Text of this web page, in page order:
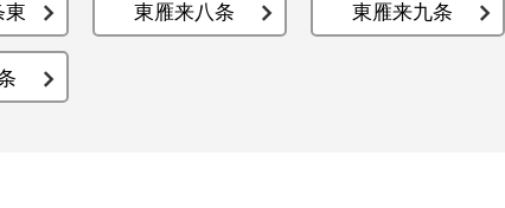
東 東雁来八条 東雁来九条